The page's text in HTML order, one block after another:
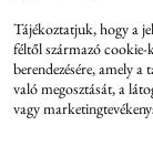
Tájékoztatjuk, hogy a
féltől származó
berendezésére, amely
való megosztását, a
vagy